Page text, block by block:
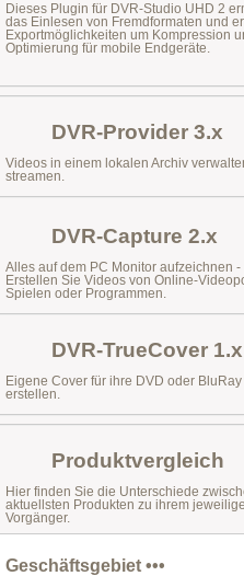
Dieses Plugin für DVR-Studio UHD 2
das Einlesen von Fremdformaten und
Exportmöglichkeiten um Kompression
Optimierung für mobile Endgeräte.
DVR-Provider 3.x
Videos in einem lokalen Archiv
streamen.
DVR-Capture 2.x
Alles auf dem PC Monitor aufzeichnen -
Erstellen Sie Videos von Online-
Spielen oder Programmen.
DVR-TrueCover 1.x
Eigene Cover für ihre DVD oder
erstellen.
Produktvergleich
Hier finden Sie die Unterschiede
aktuellsten Produkten zu ihrem
Vorgänger.
Geschäftsgebiet •••